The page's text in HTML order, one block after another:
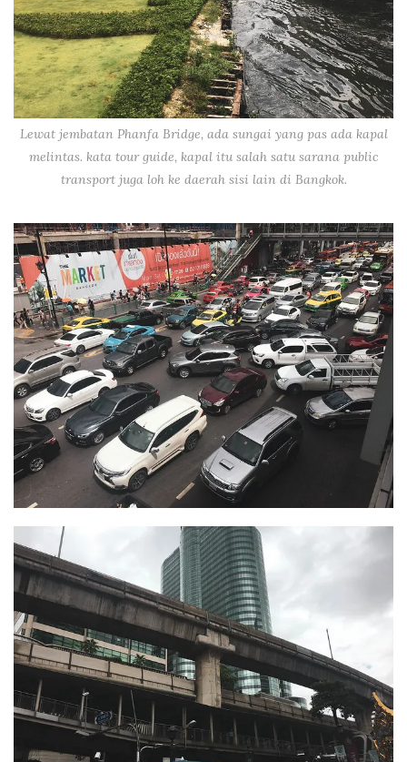
Lewat jembatan Phanfa Bridge, ada sungai yang pas ada kapal
melintas. kata tour guide, kapal itu salah satu sarana public
transport juga loh ke daerah sisi lain di Bangkok.